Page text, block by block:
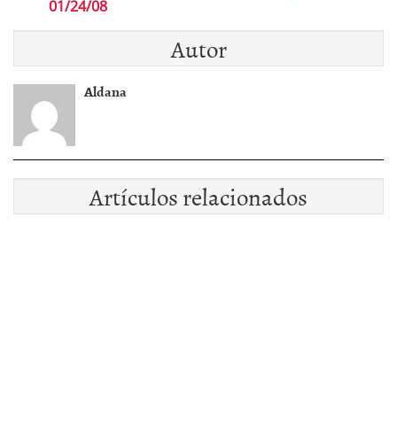
01/24/08
Autor
Aldana
Artículos relacionados